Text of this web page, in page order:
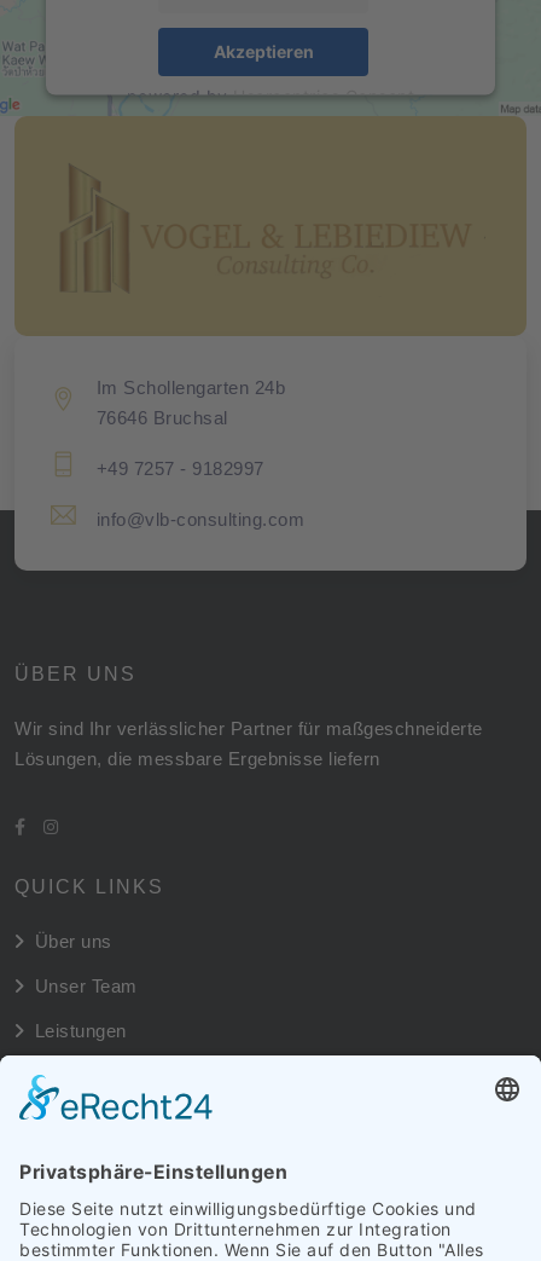
Akzeptieren
powered byUsercentrics Consent
Management Platform&eRecht24
Im Schollengarten 24b
76646 Bruchsal
+49 7257 - 9182997
info@vlb-consulting.com
ÜBER UNS
Wir sind Ihr verlässlicher Partner für maßgeschneiderte
Lösungen, die messbare Ergebnisse liefern
QUICK LINKS
Über uns
Unser Team
Leistungen
NEUSTE NEWS
1. Nobember, 2024